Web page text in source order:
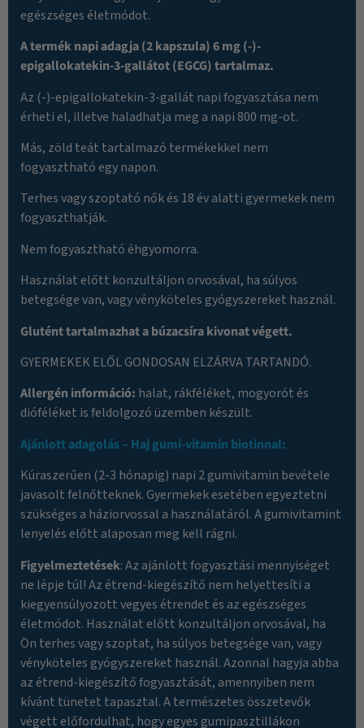
egészséges életmódot.
A termék napi adagja (2 kapszula) 6 mg (-)-
epigallokatekin-3-gallátot (EGCG) tartalmaz.
Az (-)-epigallokatekin-3-gallát napi fogyasztása nem
érheti el, illetve haladhatja meg a napi 800 mg-ot.
Más, zöld teát tartalmazó termékekkel nem
fogyasztható egy napon.
Terhes vagy szoptató nők és 18 év alatti gyermekek nem
fogyaszthatják.
Nem fogyasztható éhgyomorra.
Használat előtt konzultáljon orvosával, ha súlyos
betegsége van, vagy vényköteles gyógyszereket használ.
Glutént tartalmazhat a búzacsíra kivonat végett.
GYERMEKEK ELŐL GONDOSAN ELZÁRVA TARTANDÓ.
Allergén információ: halat, rákféléket, mogyorót és
dióféléket is feldolgozó üzemben készült.
Ajánlott adagolás – Haj gumi-vitamin biotinnal:
Kúraszerűen (2-3 hónapig) napi 2 gumivitamin bevétele
javasolt felnőtteknek. Gyermekek esetében egyeztetni
szükséges a háziorvossal a használatáról. A gumivitamint
lenyelés előtt alaposan meg kell rágni.
Figyelmeztetések: Az ajánlott fogyasztási mennyiséget
ne lépje túl! Az étrend-kiegészítő nem helyettesíti a
kiegyensúlyozott vegyes étrendet és az egészséges
életmódot. Használat előtt konzultáljon orvosával, ha
Ön terhes vagy szoptat, ha súlyos betegsége van, vagy
vényköteles gyógyszereket használ. Azonnal hagyja abba
az étrend-kiegészítő fogyasztását, amennyiben nem
kívánt tünetet tapasztal. A természetes összetevők
végett előfordulhat, hogy egyes gumipasztillákon